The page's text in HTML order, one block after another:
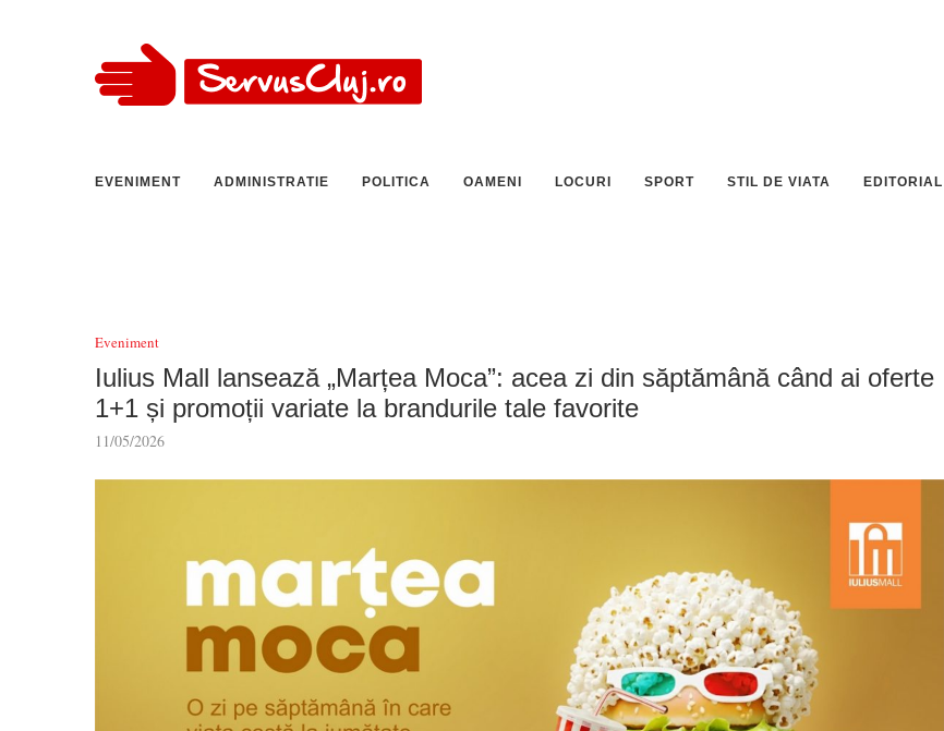
EVENIMENT ADMINISTRATIE POLITICA OAMENI LOCURI SPORT STIL DE VIATA EDITORIAL
Eveniment
Iulius Mall lansează „Marțea Moca”: acea zi din săptămână când ai oferte
1+1 și promoții variate la brandurile tale favorite
11/05/2026